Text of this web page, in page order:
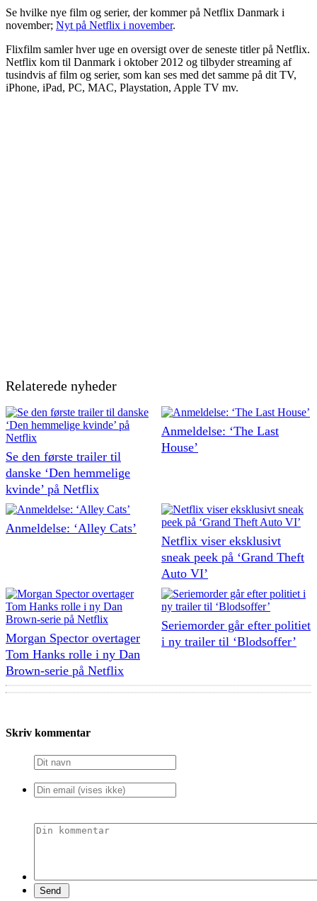
Se hvilke nye film og serier, der kommer på Netflix Danmark i
november; Nyt på Netflix i november.
Flixfilm samler hver uge en oversigt over de seneste titler på Netflix.
Netflix kom til Danmark i oktober 2012 og tilbyder streaming af
tusindvis af film og serier, som kan ses med det samme på dit TV,
iPhone, iPad, PC, MAC, Playstation, Apple TV mv.
Relaterede nyheder
Se den første trailer til
danske ‘Den hemmelige
kvinde’ på Netflix
Anmeldelse: ‘The Last
House’
Anmeldelse: ‘Alley Cats’
Netflix viser eksklusivt
sneak peek på ‘Grand Theft
Auto VI’
Morgan Spector overtager
Tom Hanks rolle i ny Dan
Brown-serie på Netflix
Seriemorder går efter politiet
i ny trailer til ‘Blodsoffer’
Skriv kommentar